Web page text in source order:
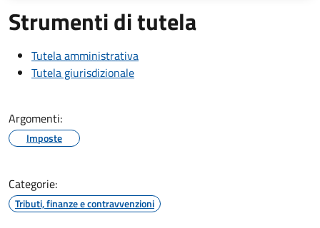
Strumenti di tutela
Tutela amministrativa
Tutela giurisdizionale
Argomenti:
Imposte
Categorie:
Tributi, finanze e contravvenzioni